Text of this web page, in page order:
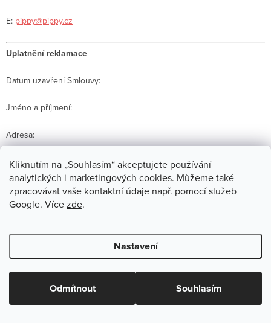
Kliknutím na „Souhlasím“ akceptujete používání
analytických i marketingových cookies. Můžeme také
zpracovávat vaše kontaktní údaje např. pomocí služeb
Google. Vícezde.
Nastavení
Odmítnout Souhlasím
E: pippy@pippy.cz
Uplatnění reklamace
Datum uzavření Smlouvy:
Jméno a příjmení:
Adresa:
E-mailová adresa:
Zboží, které je reklamováno:
Navrhovaný způsob pro vyřízení
reklamace: